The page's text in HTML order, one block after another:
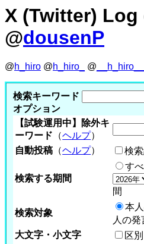
X (Twitter) Log
@dousenP
@h_hiro @h_hiro_ @ __h_hiro__
検索キーワード
オプション
【試験運用中】除外キ
ーワード （ヘルプ）
自動投稿 （ヘルプ） 検
検索する期間
す
間
検索対象
本
人の発
大文字・小文字
区